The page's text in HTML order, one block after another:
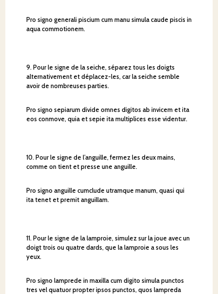
Pro signo generali piscium cum manu simula caude piscis in
aqua commotionem.
9. Pour le signe de la seiche, séparez tous les doigts
alternativement et déplacez-les, car la seiche semble
avoir de nombreuses parties.
Pro signo sepiarum divide omnes digitos ab invicem et ita
eos conmove, quia et sepie ita multiplices esse videntur.
10. Pour le signe de l’anguille, fermez les deux mains,
comme on tient et presse une anguille.
Pro signo anguille cumclude utramque manum, quasi qui
ita tenet et premit anguillam.
11. Pour le signe de la lamproie, simulez sur la joue avec un
doigt trois ou quatre dards, que la lamproie a sous les
yeux.
Pro signo lamprede in maxilla cum digito simula punctos
tres vel quatuor propter ipsos punctos, quos lampreda